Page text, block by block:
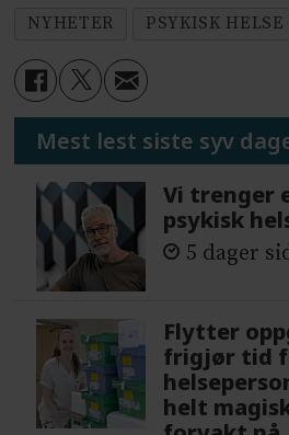
NYHETER PSYKISK HELSE
Mest lest siste syv
Vi trenger
psykisk
5 dager
Flytter
frigjør tid
helt